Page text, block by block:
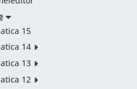
15
14
13
12